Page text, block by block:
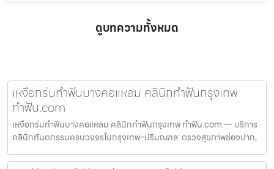
ดูบทความทั้งหมด
เหงือกร่นทำฟันบางคอแหลม คลินิกทำฟันกรุงเทพ
ทำฟัน.com
เหงือกร่นทำฟันบางคอแหลม คลินิกทำฟันกรุงเทพ ทำฟัน.com — บริการ
คลินิกทันตกรรมครบวงจรในกรุงเทพ–ปริมณฑล: ตรวจสุขภาพช่องปาก,